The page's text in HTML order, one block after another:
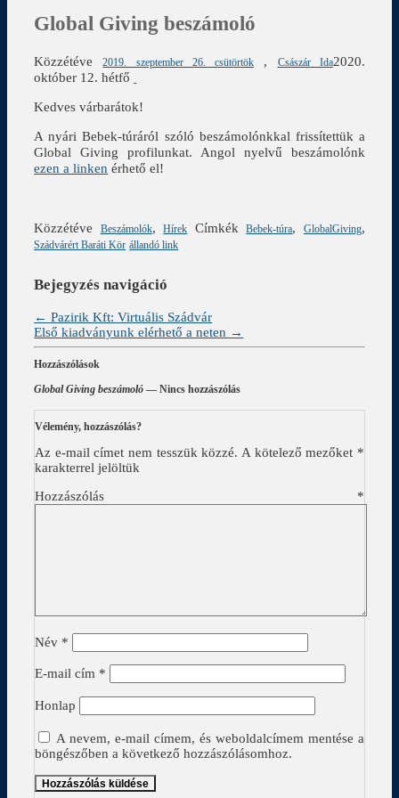
Global Giving beszámoló
Közzétéve2019. szeptember 26. csütörtök , Császár Ida2020.
október 12. hétfő
Kedves várbarátok!
A nyári Bebek-túráról szóló beszámolónkkal frissítettük a
Global Giving profilunkat. Angol nyelvű beszámolónk
ezen a linken érhető el!
Közzétéve Beszámolók,Hírek Címkék Bebek-túra, GlobalGiving,
Szádvárért Baráti Kör állandó link
Bejegyzés navigáció
← Pazirik Kft: Virtuális Szádvár
Első kiadványunk elérhető a neten →
Hozzászólások
Global Giving beszámoló — Nincs hozzászólás
Vélemény, hozzászólás?
Az e-mail címet nem tesszük közzé. A kötelező mezőket *
karakterrel jelöltük
Hozzászólás *
Név *
E-mail cím *
Honlap
A nevem, e-mail címem, és weboldalcímem mentése a
böngészőben a következő hozzászólásomhoz.